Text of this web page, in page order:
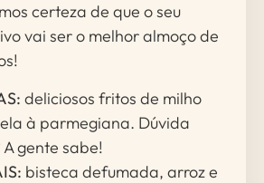
certeza de que o seu
vai ser o melhor almoço de
deliciosos fritos de milho
à parmegiana. Dúvida
gente sabe!
bisteca defumada, arroz e